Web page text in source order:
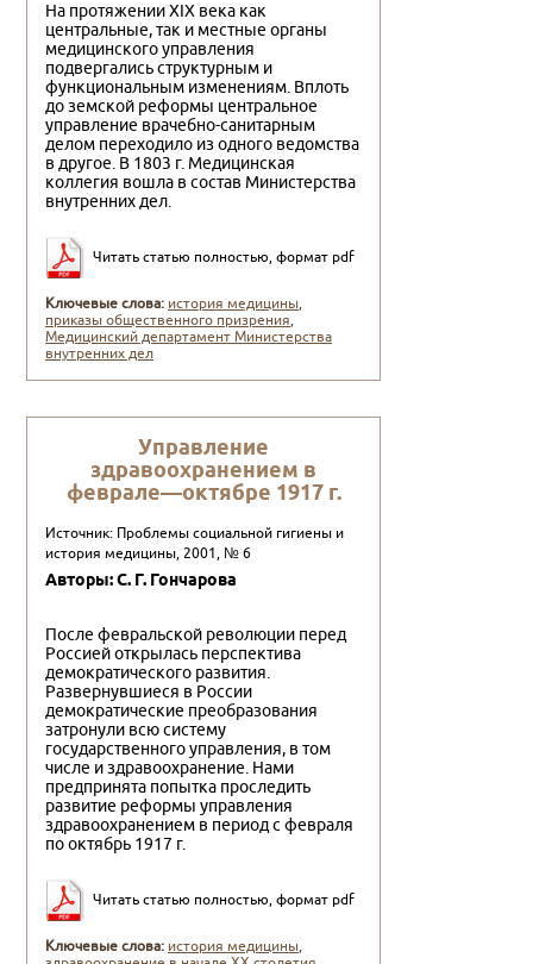
На протяжении XIX века как
центральные, так и местные органы
медицинского управления
подвергались структурным и
функциональным изменениям. Вплоть
до земской реформы центральное
управление врачебно-санитарным
делом переходило из одного ведомства
в другое. В 1803 г. Медицинская
коллегия вошла в состав Министерства
внутренних дел.
Читать статью полностью, формат pdf
Ключевые слова: история медицины,
приказы общественного призрения,
Медицинский департамент Министерства
внутренних дел
Управление
здравоохранением в
феврале—октябре 1917 г.
Источник: Проблемы социальной гигиены и
история медицины, 2001, № 6
Авторы: С. Г. Гончарова
После февральской революции перед
Россией открылась перспектива
демократического развития.
Развернувшиеся в России
демократические преобразования
затронули всю систему
государственного управления, в том
числе и здравоохранение. Нами
предпринята попытка проследить
развитие реформы управления
здравоохранением в период с февраля
по октябрь 1917 г.
Читать статью полностью, формат pdf
Ключевые слова: история медицины,